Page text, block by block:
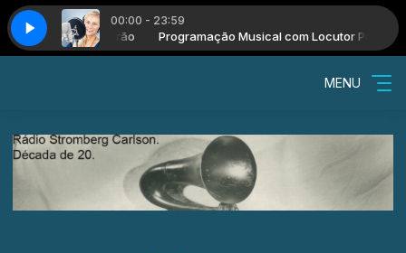
00:00 - 23:59
com Locutor Padrão Programação Musical com Locutor Padrão
- CYRO DE SOUSA05.03COMIGO NÃO - LINDA BATISTA - CYRO
MENU